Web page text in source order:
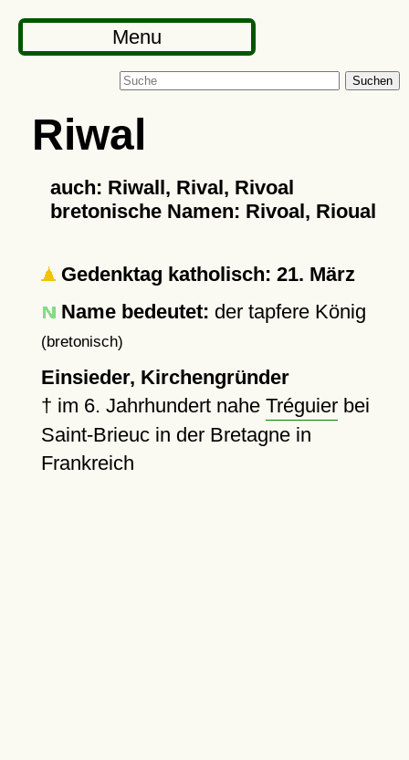
Menu
Suchen
Riwal
auch: Riwall, Rival, Rivoal
bretonische Namen: Rivoal, Rioual
Gedenktag katholisch: 21. März
Name bedeutet: der tapfere König
(bretonisch)
Einsieder, Kirchengründer
† im 6. Jahrhundert nahe Tréguierbei
Saint-Brieuc in der Bretagne in
Frankreich